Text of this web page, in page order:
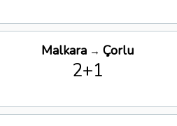
Malkara→ Çorlu
2+1